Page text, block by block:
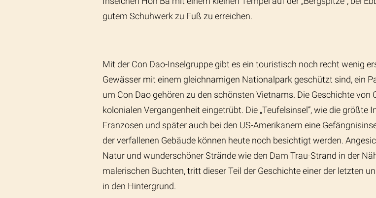
gutem Schuhwerk zu Fuß zu erreichen.
Mit der Con Dao-Inselgruppe gibt es ein touristisch noch recht wenig
Gewässer mit einem gleichnamigen Nationalpark geschützt sind, ein
um Con Dao gehören zu den schönsten Vietnams. Die Geschichte
kolonialen Vergangenheit eingetrübt. Die „Teufelsinsel”, wie die
Franzosen und später auch bei den US-Amerikanern eine
der verfallenen Gebäude können heute noch besichtigt werden.
Natur und wunderschöner Strände wie den Dam Trau-Strand in der
malerischen Buchten, tritt dieser Teil der Geschichte einer der letzten
in den Hintergrund.